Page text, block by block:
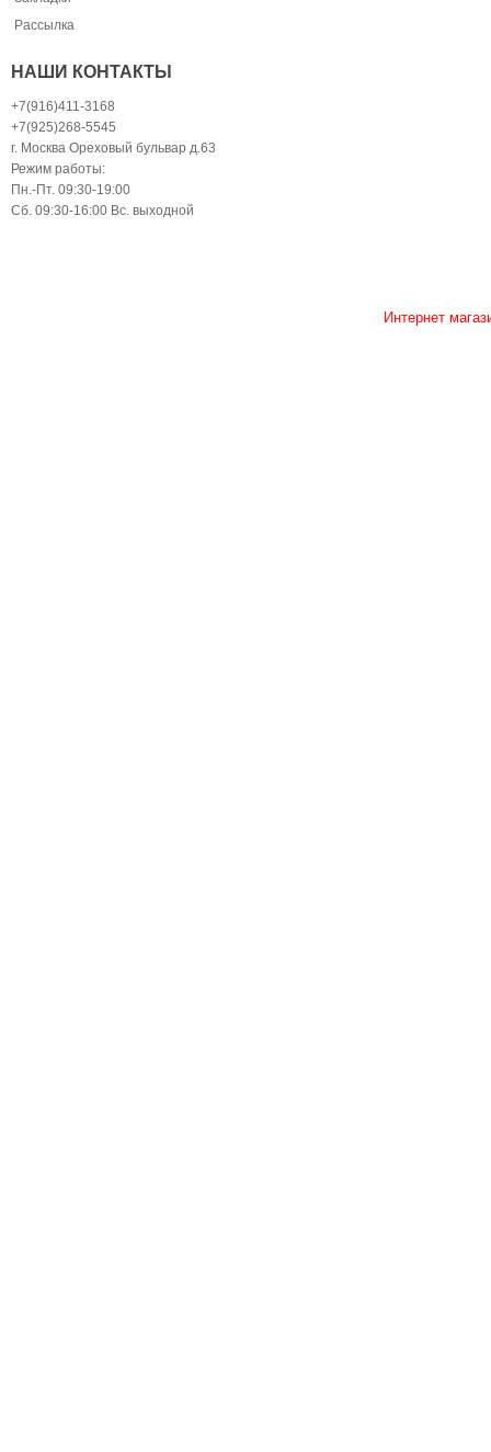
Рассылка
НАШИ КОНТАКТЫ
+7(916)411-3168
+7(925)268-5545
г. Москва Ореховый бульвар д.63
Режим работы:
Пн.-Пт. 09:30-19:00
Сб. 09:30-16:00 Вс. выходной
Интернет